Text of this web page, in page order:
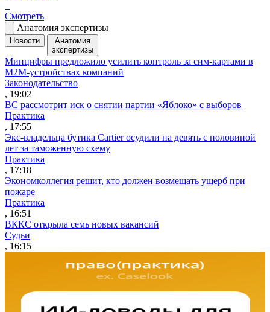
Смотреть
Анатомия экспертизы
Новости
Анатомия
экспертизы
Минцифры предложило усилить контроль за сим-картами в
M2M-устройствах компаний
Законодательство
, 19:02
ВС рассмотрит иск о снятии партии «Яблоко» с выборов
Практика
, 17:55
Экс-владельца бутика Cartier осудили на девять с половиной
лет за таможенную схему
Практика
, 17:18
Экономколлегия решит, кто должен возмещать ущерб при
пожаре
Практика
, 16:51
ВККС открыла семь новых вакансий
Судьи
, 16:15